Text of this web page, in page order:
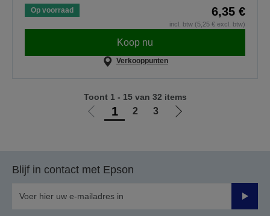
Op voorraad 6,35 €
incl. btw (5,25 € excl. btw)
Koop nu
Verkooppunten
Ga
1 2 3
Ga
Toont 1 - 15 van 32 items
Blijf in contact met Epson